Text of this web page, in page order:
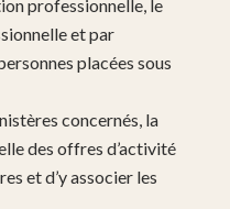
professionnelle, le
et par
placées sous
concernés, la
des offres d’activité
et d’y associer les